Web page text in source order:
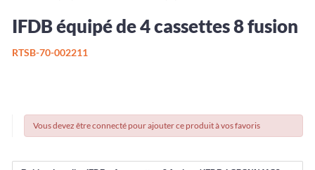
IFDB équipé de 4 cassettes 8 fusion
RTSB-70-002211
Vous devez être connecté pour ajouter ce produit à vos favoris